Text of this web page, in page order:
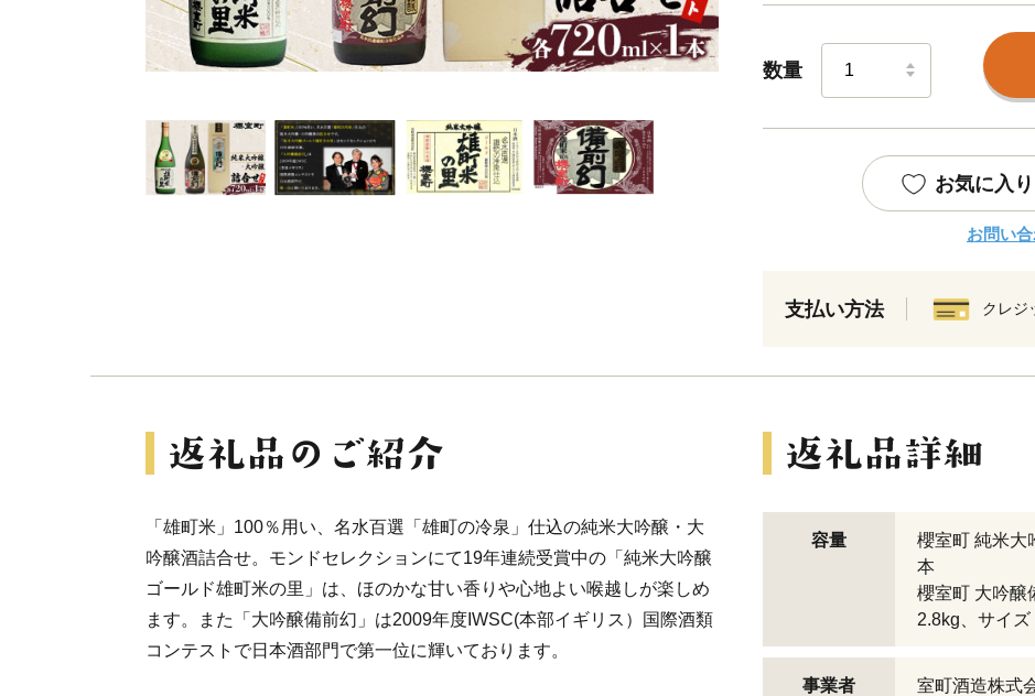
数量
お気に入
お問い
支払い方法 クレジ
「雄町米」100％用い、名水百選「雄町の冷泉」仕込の純米大吟醸・大
吟醸酒詰合せ。モンドセレクションにて19年連続受賞中の「純米大吟醸
ゴールド雄町米の里」は、ほのかな甘い香りや心地よい喉越しが楽しめ
ます。また「大吟醸備前幻」は2009年度IWSC(本部イギリス）国際酒類
コンテストで日本酒部門で第一位に輝いております。
容量
櫻室町 純米大
本
櫻室町 大吟醸
2.8kg、サイ
事業者 室町酒造株式